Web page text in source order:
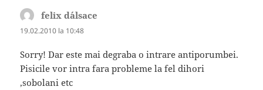
felix d´alsace
19.02.2010 la 10:48
Sorry! Dar este mai degraba o intrare antiporumbei.
Pisicile vor intra fara probleme la fel dihori
,sobolani etc